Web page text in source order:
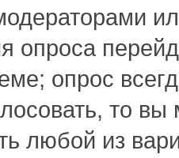
опроса
опрос
то
любой из